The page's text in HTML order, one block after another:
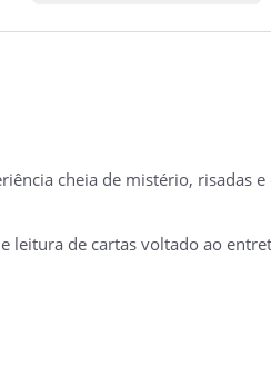
cheia de mistério, risadas
leitura de cartas voltado ao